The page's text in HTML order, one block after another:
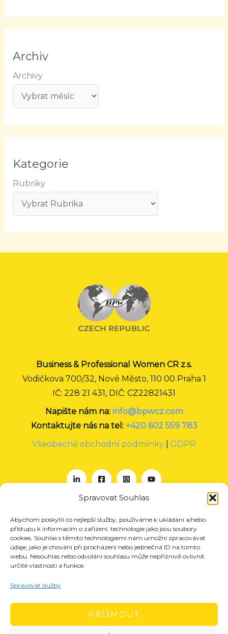
Spravovat Souhlas
Abychom poskytli co nejlepší služby, používáme k ukládání a/nebo
přístupu k informacím o zařízení, technologie jako jsou soubory
cookies. Souhlas s těmito technologiemi nám umožní zpracovávat
údaje, jako je chování při procházení nebo jedinečná ID na tomto
webu. Nesouhlas nebo odvolání souhlasu může nepříznivě ovlivnit
určité vlastnosti a funkce.
Spravovat služby
PŘÍJMOUT
Archiv
Archivy
Kategorie
Rubriky
Business & Professional Women CR z.s.
Vodičkova 700/32, Nové Město, 110 00 Praha 1
IČ: 228 21 431, DIČ: CZ22821431
Napište nám na: info@bpwcz.com
Kontaktujte nás na tel: +420 602 559 783
Všeobecné obchodní podmínky
GDPR
O nás
Projekty
Členství
Kontakt